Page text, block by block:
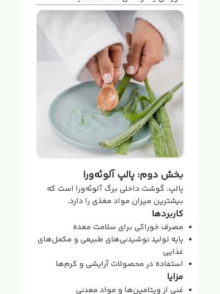
بخش دوم: پالپ آلوئه‌ورا
پالپ، گوشت داخلی برگ آلوئه‌ورا است که
بیشترین میزان مواد مغذی را دارد.
کاربردها
مصرف خوراکی برای سلامت معده
پایه تولید نوشیدنی‌های طبیعی و مکمل‌های
غذایی
استفاده در محصولات آرایشی و کرم‌ها
مزایا
غنی از ویتامین‌ها و مواد معدنی